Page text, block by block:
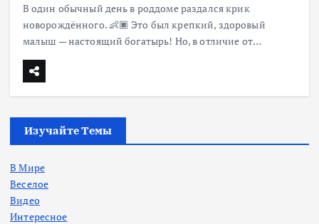
В один обычный день в роддоме раздался крик
новорождённого. 👶🏿 Это был крепкий, здоровый
малыш — настоящий богатырь! Но, в отличие от…
Изучайте Темы
В Мире
Веселое
Видео
Интересное